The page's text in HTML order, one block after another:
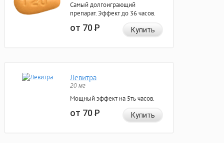
Самый долгоиграющий
препарат. Эффект до 36 часов.
от 70Р Купить
Левитра
20 мг
Мощный эффект на 5ть часов.
от 70Р Купить